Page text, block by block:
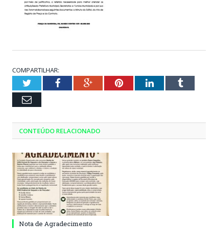
COMPARTILHAR:
TwitterFacebookGoogle+PinterestLinkedInTumblr
Email
CONTEÚDO RELACIONADO
Nota de Agradecimento